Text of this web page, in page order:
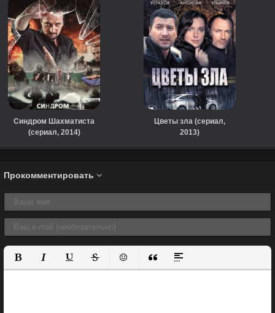
Синдром Шахматиста
(сериал, 2014)
Цветы зла (сериал,
2013)
Прокомментировать
Полужирный
КурсивПодчеркнутый
ЗачеркнутыйВставить смайлик
Вставка цитаты
Вставка спойлера